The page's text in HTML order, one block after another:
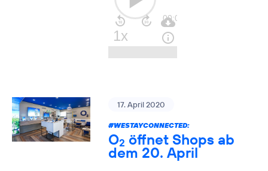
17. April 2020
#WESTAYCONNECTED:
O2 öffnet Shops ab
dem 20. April